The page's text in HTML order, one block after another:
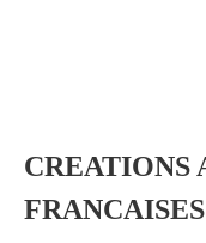
CREATIONS
FRANCAISES